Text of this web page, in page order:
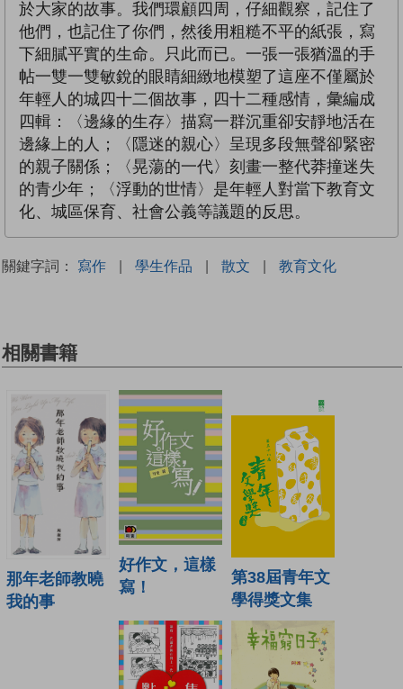
於大家的故事。我們環顧四周，仔細觀察，記住了
他們，也記住了你們，然後用粗糙不平的紙張，寫
下細膩平實的生命。只此而已。一張一張猶溫的手
帖一雙一雙敏銳的眼睛細緻地模塑了這座不僅屬於
年輕人的城四十二個故事，四十二種感情，彙編成
四輯：〈邊緣的生存〉描寫一群沉重卻安靜地活在
邊緣上的人；〈隱迷的親心〉呈現多段無聲卻緊密
的親子關係；〈晃蕩的一代〉刻畫一整代莽撞迷失
的青少年；〈浮動的世情〉是年輕人對當下教育文
化、城區保育、社會公義等議題的反思。
關鍵字詞： 寫作 | 學生作品 | 散文 | 教育文化
相關書籍
那年老師教曉
我的事
好作文，這樣
寫！
第38屆青年文
學得獎文集